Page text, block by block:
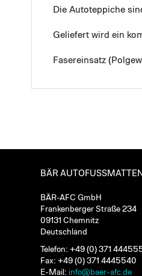
Die Autoteppiche
Geliefert wird ein
Fasereinsatz
BÄR AUTOFUSSMATTEN
BÄR-AFC GmbH
Frankenberger Straße 234
09131 Chemnitz
Deutschland
Telefon: +49 (0) 371
Fax: +49 (0) 371 4445540
E-Mail: info@baer-afc.de